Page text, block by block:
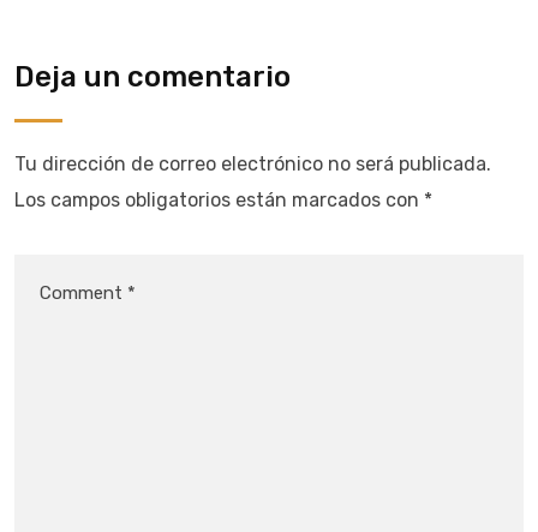
Deja un comentario
Tu dirección de correo electrónico no será publicada.
Los campos obligatorios están marcados con *